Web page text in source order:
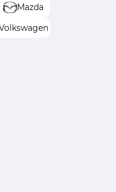
Mazda